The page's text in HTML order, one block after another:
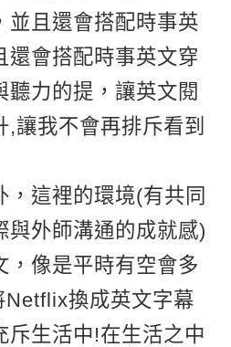
並且還會搭配時事英
還會搭配時事英文穿
聽力的提，讓英文閱
讓我不會再排斥看到
，這裡的環境(有共同
與外師溝通的成就感)
，像是平時有空會多
換成英文字幕
斥生活中!在生活之中